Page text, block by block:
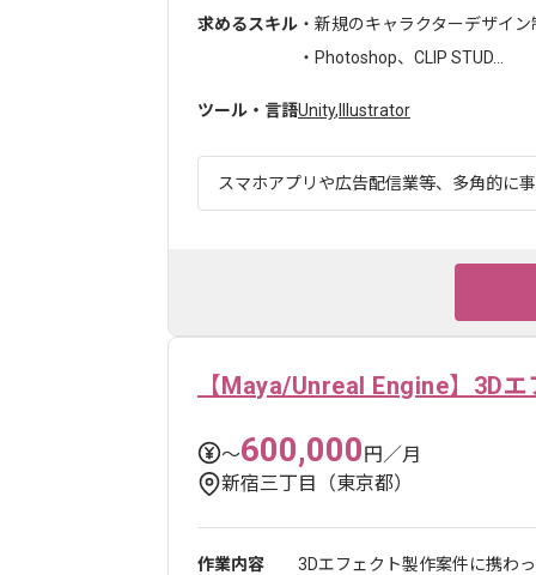
求めるスキル ・新規のキャラクターデザイ
・Photoshop、CLIP STUD...
ツール・言語Unity, Illustrator
スマホアプリや広告配信業等、多角的に
【Maya/Unreal Engine】3D
〜600,000円／月
新宿三丁目（東京都）
作業内容
3Dエフェクト製作案件に携わ